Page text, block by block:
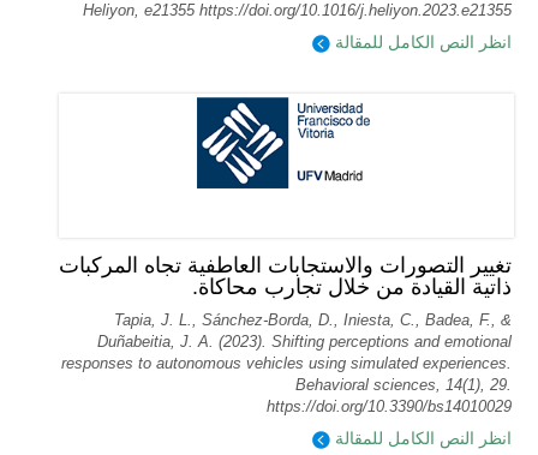
Heliyon, e21355 https://doi.org/10.1016/j.heliyon.2023.e21355
انظر النص الكامل للمقالة
تغيير التصورات والاستجابات العاطفية تجاه المركبات
ذاتية القيادة من خلال تجارب محاكاة.
Tapia, J. L., Sánchez-Borda, D., Iniesta, C., Badea, F., &
Duñabeitia, J. A. (2023). Shifting perceptions and emotional
responses to autonomous vehicles using simulated experiences.
Behavioral sciences, 14(1), 29.
https://doi.org/10.3390/bs14010029
انظر النص الكامل للمقالة